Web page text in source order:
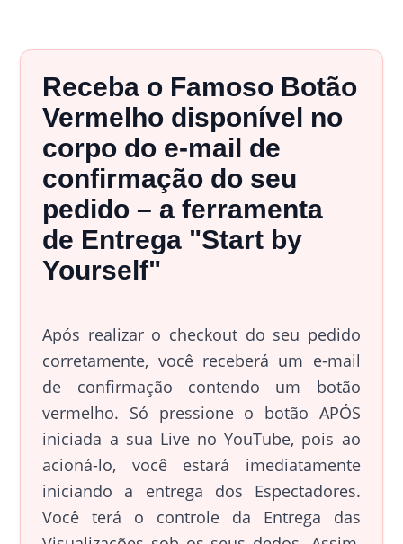
Receba o Famoso Botão
Vermelho disponível no
corpo do e-mail de
confirmação do seu
pedido – a ferramenta
de Entrega "Start by
Yourself"
Após realizar o checkout do seu pedido
corretamente, você receberá um e-mail
de confirmação contendo um botão
vermelho. Só pressione o botão APÓS
iniciada a sua Live no YouTube, pois ao
acioná-lo, você estará imediatamente
iniciando a entrega dos Espectadores.
Você terá o controle da Entrega das